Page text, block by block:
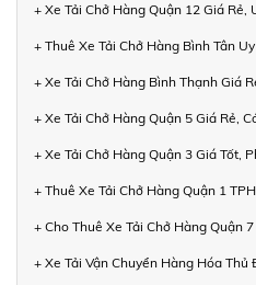
+ Xe Tải Chở Hàng Quận 12 Giá Rẻ,
+ Thuê Xe Tải Chở Hàng Bình Tân
+ Xe Tải Chở Hàng Bình Thạnh Giá
+ Xe Tải Chở Hàng Quận 5 Giá Rẻ,
+ Xe Tải Chở Hàng Quận 3 Giá Tốt,
+ Thuê Xe Tải Chở Hàng Quận 1
+ Cho Thuê Xe Tải Chở Hàng Quận
+ Xe Tải Vận Chuyển Hàng Hóa